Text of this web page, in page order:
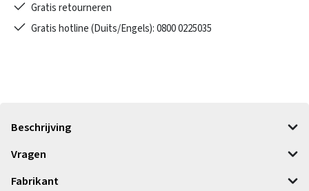
Gratis retourneren
Gratis hotline (Duits/Engels): 0800 0225035
Beschrijving
Vragen
Fabrikant